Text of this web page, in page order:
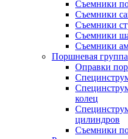
Съемники
Съемники
Съемники
Съемники
Съемники
Поршневая группа
Оправки
колец
цилиндров
Съемники